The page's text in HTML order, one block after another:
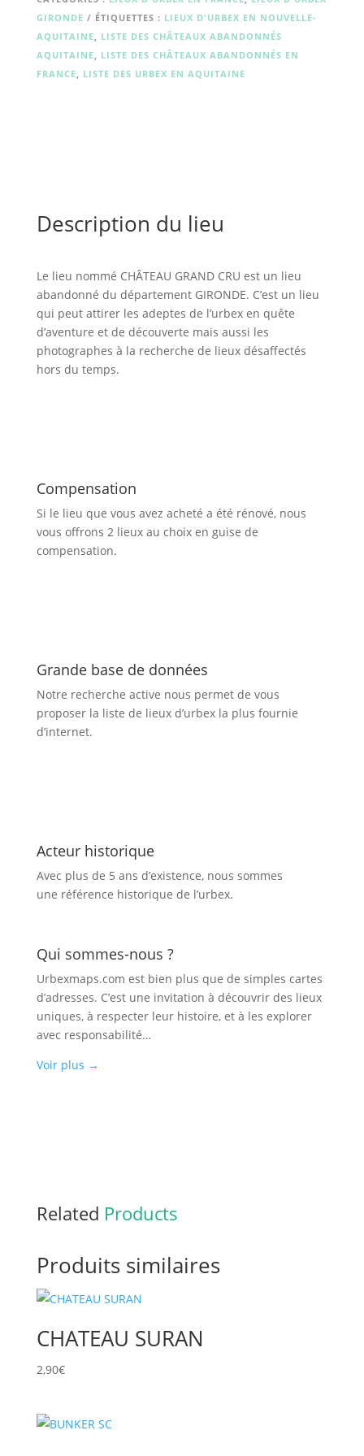
GIRONDE
ÉTIQUETTES : LIEUX D'URBEX EN NOUVELLE-
AQUITAINE, LISTE DES CHÂTEAUX ABANDONNÉS
AQUITAINE, LISTE DES CHÂTEAUX ABANDONNÉS EN
FRANCE, LISTE DES URBEX EN AQUITAINE
Description du lieu
Le lieu nommé CHÂTEAU GRAND CRU est un lieu
abandonné du département GIRONDE. C’est un lieu
qui peut attirer les adeptes de l’urbex en quête
d’aventure et de découverte mais aussi les
photographes à la recherche de lieux désaffectés
hors du temps.
Compensation
Si le lieu que vous avez acheté a été rénové, nous
vous offrons 2 lieux au choix en guise de
compensation.
Grande base de données
Notre recherche active nous permet de vous
proposer la liste de lieux d’urbexla plus fournie
d’internet.
Acteur historique
Avec plus de 5 ans d’existence, nous sommes
une référence historique de l’urbex.
Qui sommes-nous ?
Urbexmaps.com est bien plus que de simples cartes
d’adresses. C’est une invitation à découvrir des lieux
uniques, à respecter leur histoire, et à les explorer
avec responsabilité…
Voir plus →
Related Products
Produits similaires
CHATEAU SURAN
2,90€